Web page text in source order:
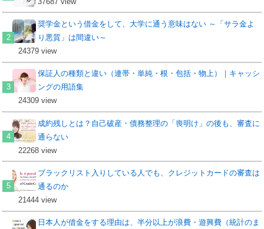
奨学金という借金をして、大学に通う意味はない ～「サラ金よ
り悪質」は間違い～
24379 view
保証人の種類と違い（連帯・単純・根・包括・物上）｜キャッシ
ングの用語集
24309 view
成約残しとは？自己破産・債務整理の「喪明け」の後も、審査に
通らない
22268 view
ブラックリスト入りしている人でも、クレジットカードの審査は
通るのか
21444 view
日本人が借金をする理由は、半分以上が浪費・遊興費（統計のま